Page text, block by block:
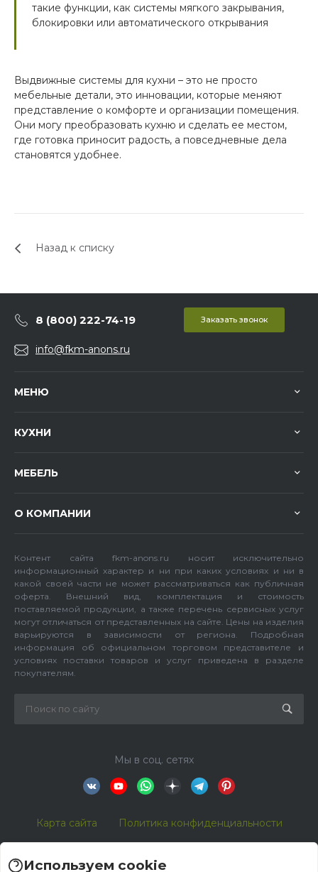
такие функции, как системы мягкого закрывания,
блокировки или автоматического открывания
Выдвижные системы для кухни – это не просто
мебельные детали, это инновации, которые меняют
представление о комфорте и организации помещения.
Они могу преобразовать кухню и сделать ее местом,
где готовка приносит радость, а повседневные дела
становятся удобнее.
Назад к списку
8 (800) 222-74-19 Заказать звонок
info@fkm-anons.ru
МЕНЮ
КУХНИ
МЕБЕЛЬ
О КОМПАНИИ
Контент сайта fkm-anons.ru носит исключительно
информационный характер и ни при каких условиях и ни в
какой своей части не может рассматриваться как публичная
оферта. Внешний вид, комплектация и стоимость
поставляемой продукции, а также перечень сервисных услуг
могут отличаться от представленных на сайте. Цены на изделия
варьируются в зависимости от региона. Подробная
информация об официальном торговом представителе и
условиях поставки товаров и услуг приведена в разделе
покупателям.
Мы в соц. сетях
Карта сайта Политика конфиденциальности
Используем cookie